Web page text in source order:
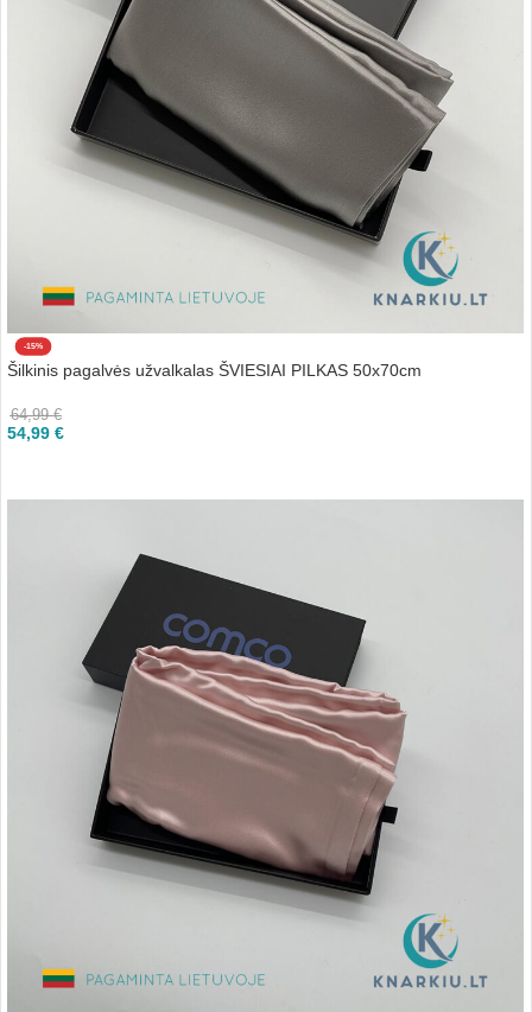
-15%
Šilkinis pagalvės užvalkalas ŠVIESIAI PILKAS 50x70cm
64,99€
54,99 €